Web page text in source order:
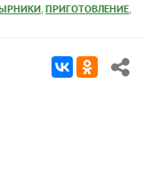
, ПРИГОТОВЛЕНИЕ,